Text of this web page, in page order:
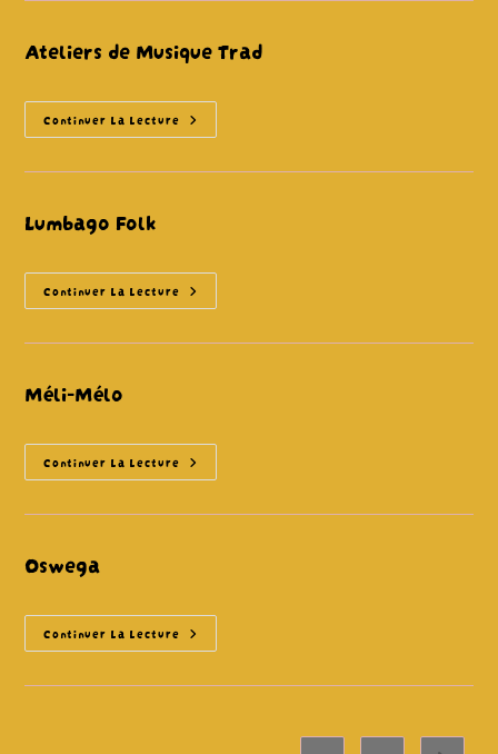
Ateliers de Musique Trad
Continuer La Lecture Ateliers
De
Trad
Lumbago Folk
Continuer La Lecture Lumbago
Folk
Méli-Mélo
Continuer La Lecture Méli-
Mélo
Oswega
Continuer La Lecture Oswega